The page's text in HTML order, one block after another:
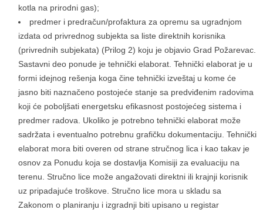
kotla na prirodni gas);
predmer i predračun/profaktura za opremu sa ugradnjom
izdata od privrednog subjekta sa liste direktnih korisnika
(privrednih subjekata) (Prilog 2) koju je objavio Grad Požarevac.
Sastavni deo ponude je tehnički elaborat. Tehnički elaborat je u
formi idejnog rešenja koga čine tehnički izveštaj u kome će
jasno biti naznačeno postojeće stanje sa predviđenim radovima
koji će poboljšati energetsku efikasnost postojećeg sistema i
predmer radova. Ukoliko je potrebno tehnički elaborat može
sadržata i eventualno potrebnu grafičku dokumentaciju. Tehnički
elaborat mora biti overen od strane stručnog lica i kao takav je
osnov za Ponudu koja se dostavlja Komisiji za evaluaciju na
terenu. Stručno lice može angažovati direktni ili krajnji korisnik
uz pripadajuće troškove. Stručno lice mora u skladu sa
Zakonom o planiranju i izgradnji biti upisano u registar